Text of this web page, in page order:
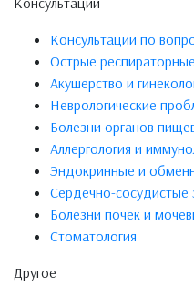
Консультации по
Острые
Акушерство и
Неврологические
Болезни органов
Аллергология и
Эндокринные и
Сердечно-сосудистые
Болезни почек и
Стоматология
Другое